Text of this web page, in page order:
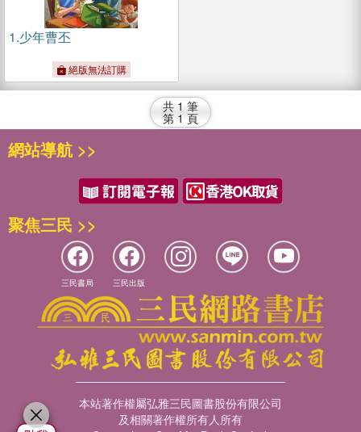
1.少年曹丕
絕版無法訂購
共 1 筆
第 1 頁
網站導航 >>
聚焦三民 >>
三民書局 三民出版
本站著作權屬弘雅三民圖書股份有限公司
及相關著作權所有人所有